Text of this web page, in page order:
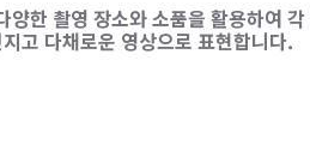
양한 촬영 장소와 소품을 활용하여 각
고 다채로운 영상으로 표현합니다.